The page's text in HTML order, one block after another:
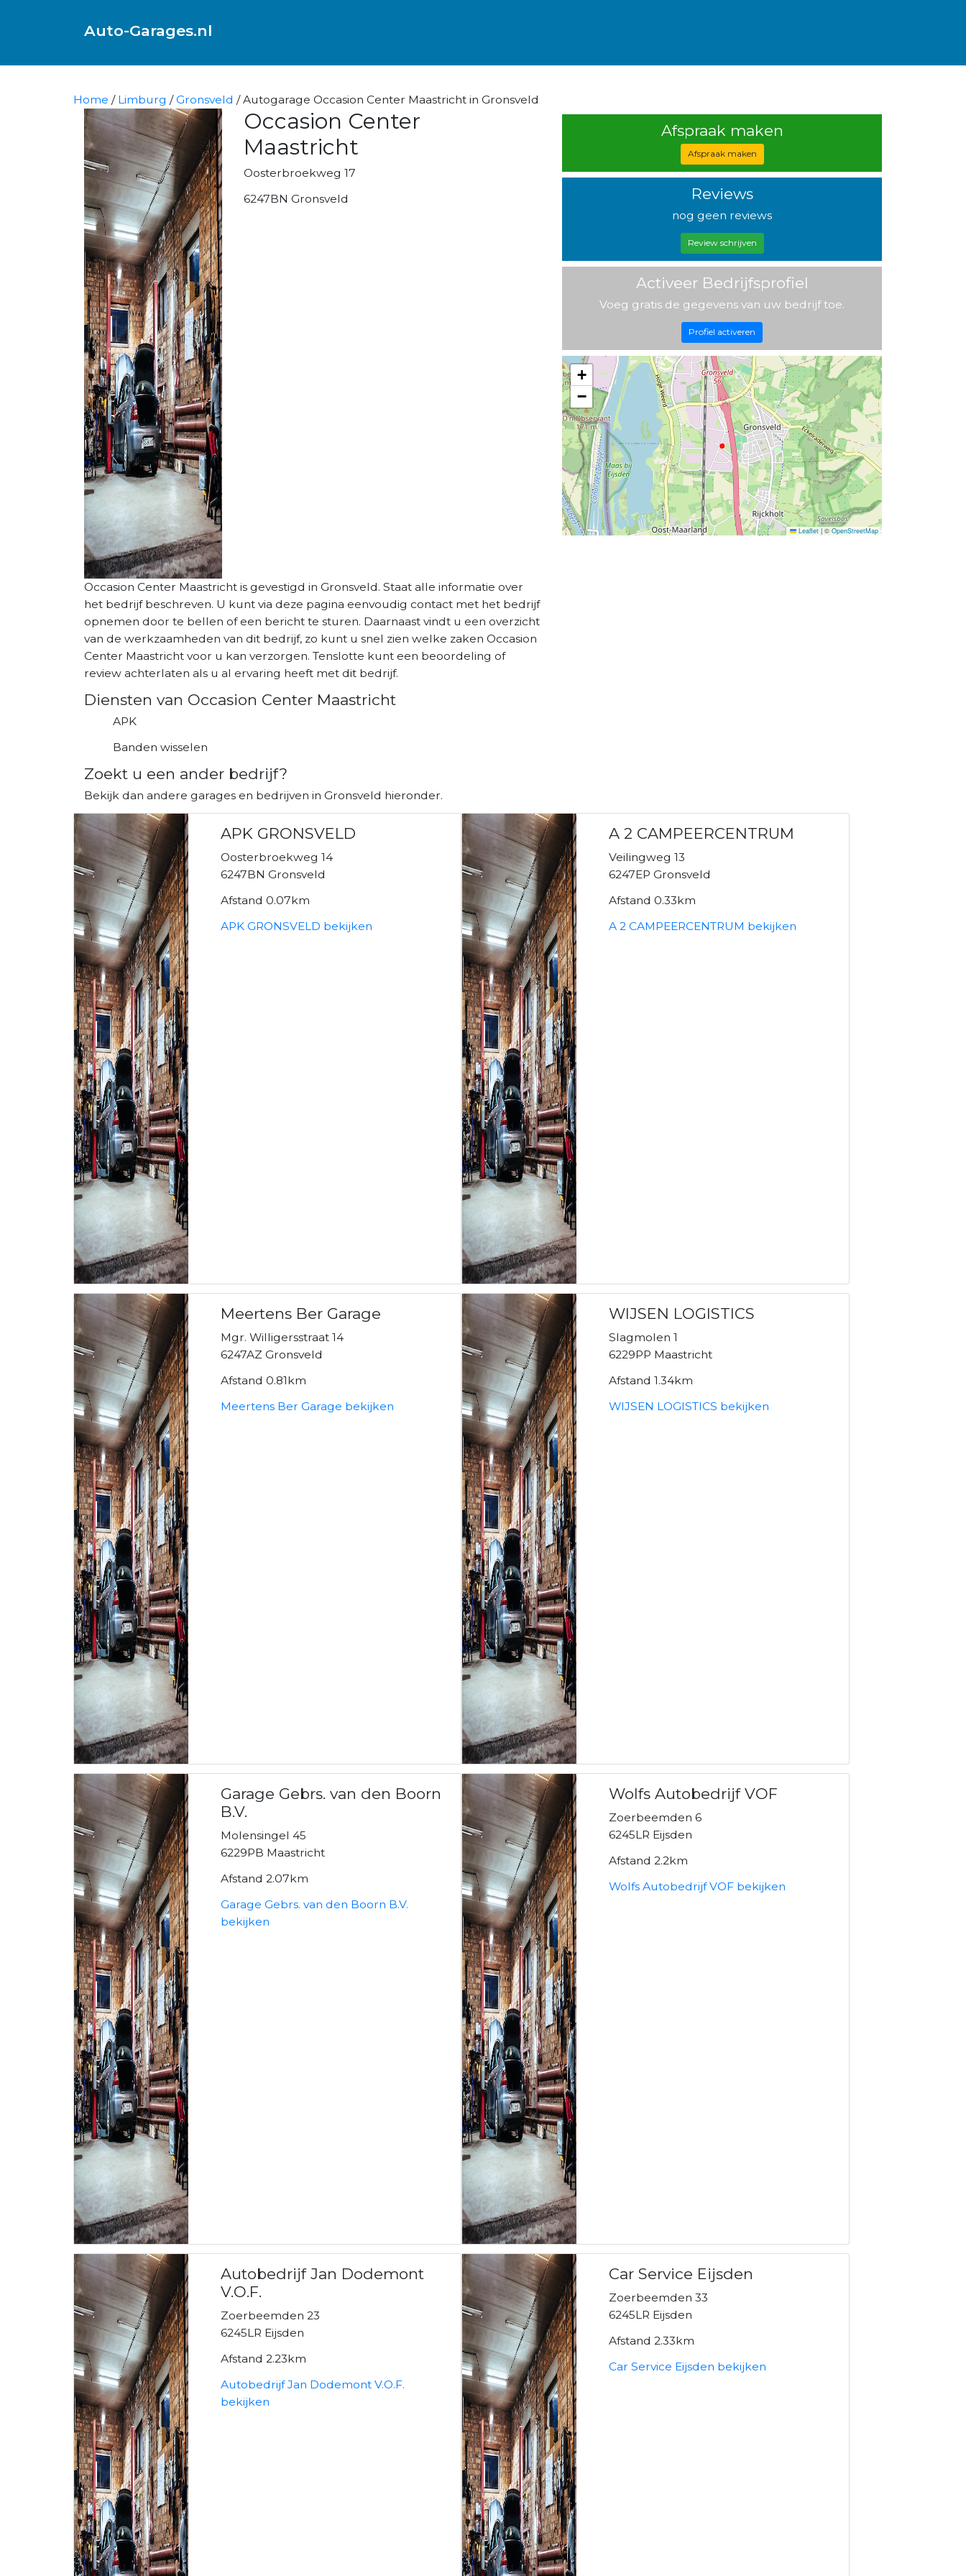
Auto-Garages.nl
Home / Limburg /Gronsveld / Autogarage Occasion Center Maastricht in Gronsveld
Occasion Center
Maastricht
Oosterbroekweg 17
6247BN Gronsveld
Occasion Center Maastricht is gevestigd in Gronsveld. Staat alle informatie over
het bedrijf beschreven. U kunt via deze pagina eenvoudig contact met het bedrijf
opnemen door te bellen of een bericht te sturen. Daarnaast vindt u een overzicht
van de werkzaamheden van dit bedrijf, zo kunt u snel zien welke zaken Occasion
Center Maastricht voor u kan verzorgen. Tenslotte kunt een beoordeling of
review achterlaten als u al ervaring heeft met dit bedrijf.
Diensten van Occasion Center Maastricht
APK
Banden wisselen
Afspraak maken
Afspraak maken
Reviews
nog geen reviews
Review schrijven
Activeer Bedrijfsprofiel
Voeg gratis de gegevens van uw bedrijf toe.
Profiel activeren
+
−
Leaflet | © OpenStreetMap
Zoekt u een ander bedrijf?
Bekijk dan andere garages en bedrijven in Gronsveld hieronder.
APK GRONSVELD
Oosterbroekweg 14
6247BN Gronsveld
Afstand 0.07km
APK GRONSVELD bekijken
A 2 CAMPEERCENTRUM
Veilingweg 13
6247EP Gronsveld
Afstand 0.33km
A 2 CAMPEERCENTRUM bekijken
Meertens Ber Garage
Mgr. Willigersstraat 14
6247AZ Gronsveld
Afstand 0.81km
Meertens Ber Garage bekijken
WIJSEN LOGISTICS
Slagmolen 1
6229PP Maastricht
Afstand 1.34km
WIJSEN LOGISTICS bekijken
Garage Gebrs. van den Boorn
B.V.
Molensingel 45
6229PB Maastricht
Afstand 2.07km
Garage Gebrs. van den Boorn B.V.
bekijken
Wolfs Autobedrijf VOF
Zoerbeemden 6
6245LR Eijsden
Afstand 2.2km
Wolfs Autobedrijf VOF bekijken
Autobedrijf Jan Dodemont
V.O.F.
Zoerbeemden 23
6245LR Eijsden
Afstand 2.23km
Autobedrijf Jan Dodemont V.O.F.
bekijken
Car Service Eijsden
Zoerbeemden 33
6245LR Eijsden
Afstand 2.33km
Car Service Eijsden bekijken